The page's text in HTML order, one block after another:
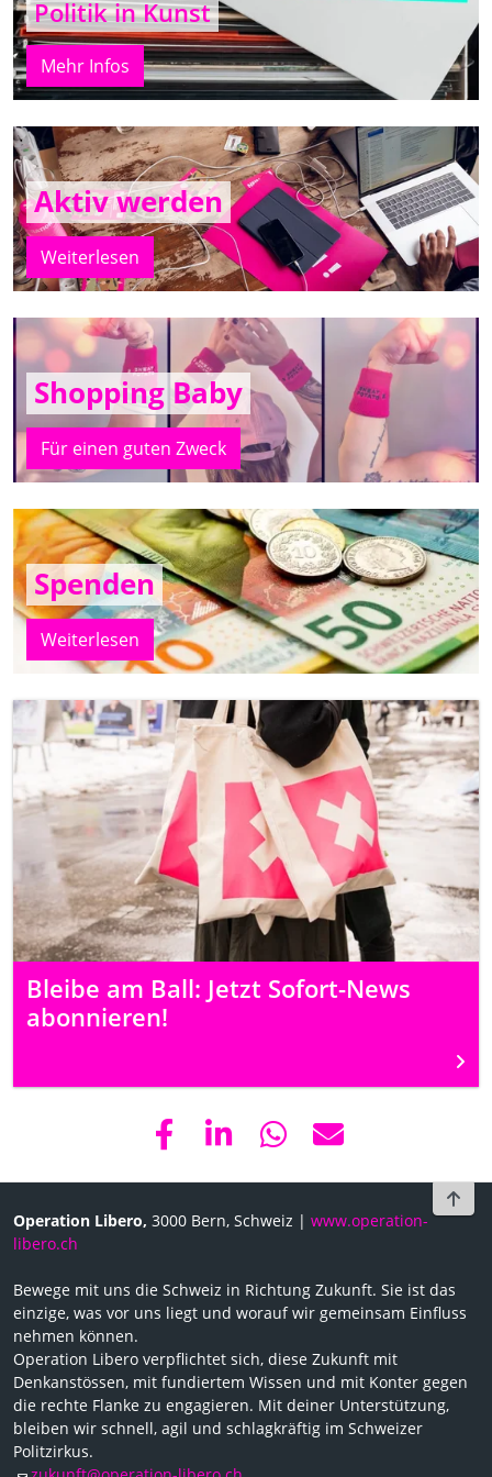
Politik in Kunst
Mehr Infos
Aktiv werden
Weiterlesen
Shopping Baby
Für einen guten Zweck
Spenden
Weiterlesen
Bleibe am Ball: Jetzt Sofort-News
abonnieren!
Operation Libero, 3000 Bern, Schweiz | www.operation-
libero.ch
Bewege mit uns die Schweiz in Richtung Zukunft. Sie ist das
einzige, was vor uns liegt und worauf wir gemeinsam Einfluss
nehmen können.
Operation Libero verpflichtet sich, diese Zukunft mit
Denkanstössen, mit fundiertem Wissen und mit Konter gegen
die rechte Flanke zu engagieren. Mit deiner Unterstützung,
bleiben wir schnell, agil und schlagkräftig im Schweizer
Politzirkus.
To